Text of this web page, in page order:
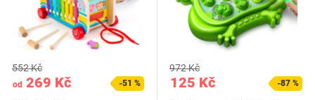
od 269 Kč
552 Kč
-51 % 125 Kč
972 Kč
-87 %